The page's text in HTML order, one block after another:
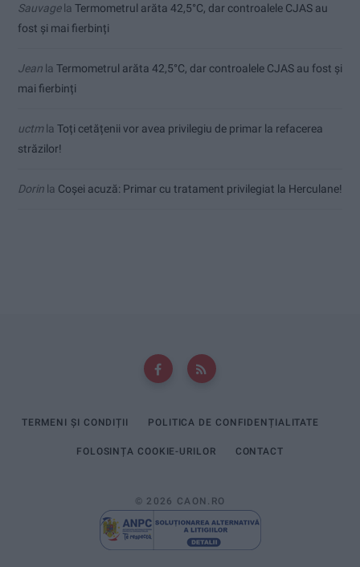
Sauvagela Termometrul arăta 42,5°C, dar controalele CJAS au
fost și mai fierbinți
Jean la Termometrul arăta 42,5°C, dar controalele CJAS au fost și
mai fierbinți
uctmla Toți cetățenii vor avea privilegiu de primar la refacerea
străzilor!
Dorin la Coșei acuză: Primar cu tratament privilegiat la Herculane!
TERMENI ȘI CONDIȚII POLITICA DE CONFIDENȚIALITATE
FOLOSINȚA COOKIE-URILOR CONTACT
© 2026 CAON.RO